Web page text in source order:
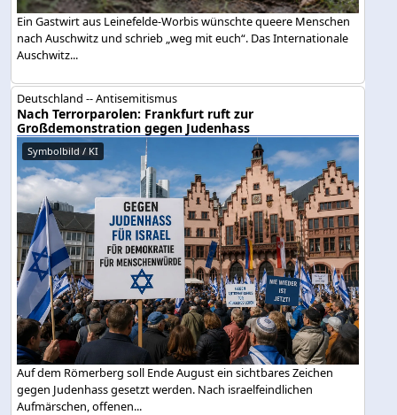
Ein Gastwirt aus Leinefelde-Worbis wünschte queere Menschen
nach Auschwitz und schrieb „weg mit euch“. Das Internationale
Auschwitz...
Deutschland -- Antisemitismus
Nach Terrorparolen: Frankfurt ruft zur
Großdemonstration gegen Judenhass
Symbolbild / KI
Auf dem Römerberg soll Ende August ein sichtbares Zeichen
gegen Judenhass gesetzt werden. Nach israelfeindlichen
Aufmärschen, offenen...